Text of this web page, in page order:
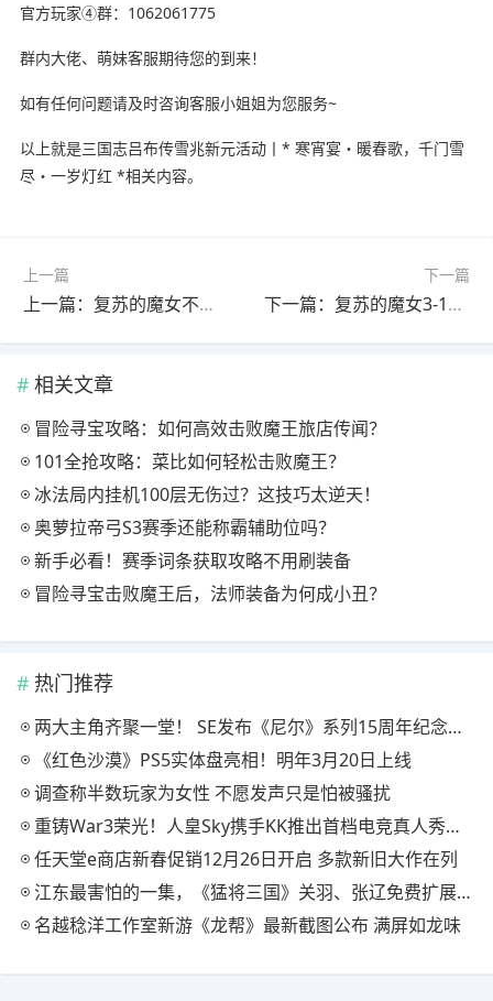
官方玩家④群：1062061775
群内大佬、萌妹客服期待您的到来！
如有任何问题请及时咨询客服小姐姐为您服务~
以上就是三国志吕布传雪兆新元活动丨* 寒宵宴・暖春歌，千门雪
尽・一岁灯红 *相关内容。
上一篇
上一篇：复苏的魔女不知道买不买礼包的可以看看这些建议
下一篇
下一篇：复苏的魔女3-18终于过了，给了个魔导橙色武器，附阵容
相关文章
冒险寻宝攻略：如何高效击败魔王旅店传闻？
101全抢攻略：菜比如何轻松击败魔王？
冰法局内挂机100层无伤过？这技巧太逆天！
奥萝拉帝弓S3赛季还能称霸辅助位吗？
新手必看！赛季词条获取攻略不用刷装备
冒险寻宝击败魔王后，法师装备为何成小丑？
热门推荐
两大主角齐聚一堂！ SE发布《尼尔》系列15周年纪念典藏套装
《红色沙漠》PS5实体盘亮相！明年3月20日上线
调查称半数玩家为女性 不愿发声只是怕被骚扰
重铸War3荣光！人皇Sky携手KK推出首档电竞真人秀《寻找下一个Sky》
任天堂e商店新春促销12月26日开启 多款新旧大作在列
江东最害怕的一集，《猛将三国》关羽、张辽免费扩展包现已上线
名越稔洋工作室新游《龙帮》最新截图公布 满屏如龙味